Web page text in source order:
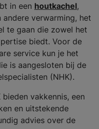
in een houtkachel,
andere verwarming, het
te gaan die zowel het
biedt. Voor de
service kun je het
is aangesloten bij de
(NHK).
vakkennis, een
en uitstekende
advies over de